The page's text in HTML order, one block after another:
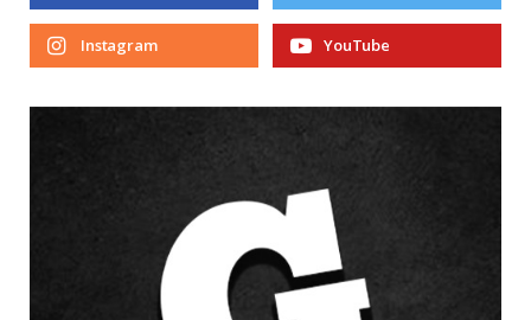
Instagram YouTube